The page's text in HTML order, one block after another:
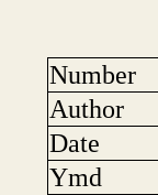
Number
Author
Date
Ymd